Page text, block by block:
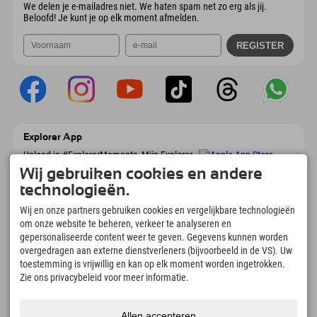
We delen je e-mailadres niet. We haten spam net zo erg als jij.
Beloofd! Je kunt je op elk moment afmelden.
Explorer App
Upload je #ExplorerMoments, Mijn Explorer
To Go met een boekingsoverzicht, bucketlist,
restaurantoverzicht en nog veel meer.
Download nu!
Tijd voor ontdekkingsmomenten
166
Bergmeren en
avonturenzwembaden
4.634km
Pistes voor skiën en
snowboarden
Wij gebruiken cookies en andere
technologieën.
Wij en onze partners gebruiken cookies en vergelijkbare technologieën
om onze website te beheren, verkeer te analyseren en
gepersonaliseerde content weer te geven. Gegevens kunnen worden
overgedragen aan externe dienstverleners (bijvoorbeeld in de VS). Uw
toestemming is vrijwillig en kan op elk moment worden ingetrokken.
Zie ons privacybeleid voor meer informatie.